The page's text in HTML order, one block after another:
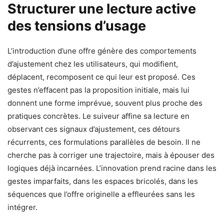
Structurer une lecture active
des tensions d’usage
L’introduction d’une offre génère des comportements
d’ajustement chez les utilisateurs, qui modifient,
déplacent, recomposent ce qui leur est proposé. Ces
gestes n’effacent pas la proposition initiale, mais lui
donnent une forme imprévue, souvent plus proche des
pratiques concrètes. Le suiveur affine sa lecture en
observant ces signaux d’ajustement, ces détours
récurrents, ces formulations parallèles de besoin. Il ne
cherche pas à corriger une trajectoire, mais à épouser des
logiques déjà incarnées. L’innovation prend racine dans les
gestes imparfaits, dans les espaces bricolés, dans les
séquences que l’offre originelle a effleurées sans les
intégrer.